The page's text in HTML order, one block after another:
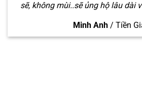
sẽ, không mùi..sẽ ủng hộ lâu dài
Minh Anh / Tiền